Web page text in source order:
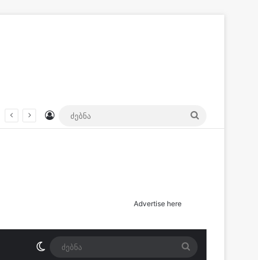
Log In
Advertise here
Switch skin